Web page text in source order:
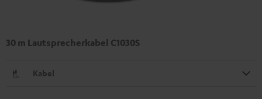
30 m Lautsprecherkabel C1030S
Kabel